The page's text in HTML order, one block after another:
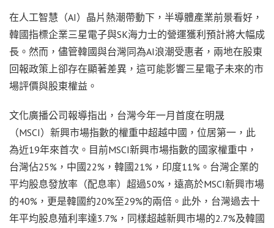
在人工智慧（AI）晶片熱潮帶動下，半導體產業前景看好，
韓國指標企業三星電子與SK海力士的營運獲利預計將大幅成
長。然而，儘管韓國與台灣同為AI浪潮受惠者，兩地在股東
回報政策上卻存在顯著差異，這可能影響三星電子未來的市
場評價與股東權益。
文化廣播公司報導指出，台灣今年一月首度在明晟
（MSCI）新興市場指數的權重中超越中國，位居第一，此
為近19年來首次。目前MSCI新興市場指數的國家權重中，
台灣佔25%，中國22%，韓國21%，印度11%。台灣企業的
平均股息發放率（配息率）超過50%，遠高於MSCI新興市場
的40%，更是韓國約20%至29%的兩倍。此外，台灣過去十
年平均股息殖利率達3.7%，同樣超越新興市場的2.7%及韓國